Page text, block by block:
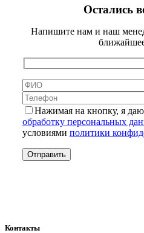
Остались
Напишите нам и наш
Нажимая на кнопку, я
обработку персональных
условиями политики
Контакты